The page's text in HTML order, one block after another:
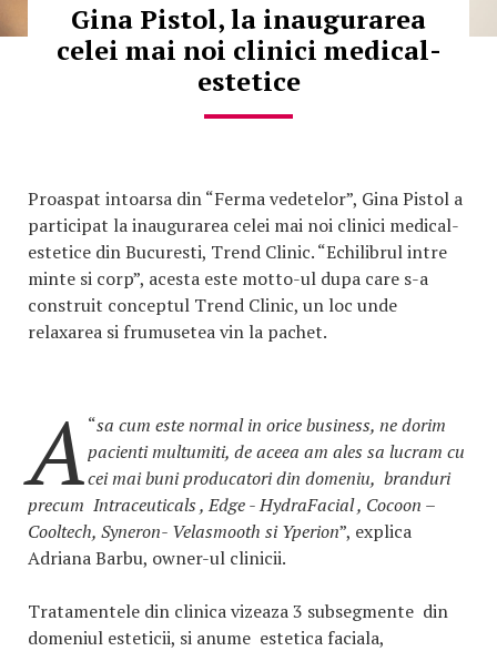
Gina Pistol, la inaugurarea
celei mai noi clinici medical-
estetice
Proaspat intoarsa din “Ferma vedetelor”, Gina Pistol a
participat la inaugurarea celei mai noi clinici medical-
estetice din Bucuresti, Trend Clinic. “Echilibrul intre
minte si corp”, acesta este motto-ul dupa care s-a
construit conceptul Trend Clinic, un loc unde
relaxarea si frumusetea vin la pachet.
“
A sa cum este normal in orice business, ne dorim
pacienti multumiti, de aceea am ales sa lucram cu
cei mai buni producatori din domeniu, branduri
precum Intraceuticals , Edge - HydraFacial , Cocoon –
Cooltech, Syneron- Velasmooth si Yperion”, explica
Adriana Barbu, owner-ul clinicii.
Tratamentele din clinica vizeaza 3 subsegmente din
domeniul esteticii, si anume estetica faciala,